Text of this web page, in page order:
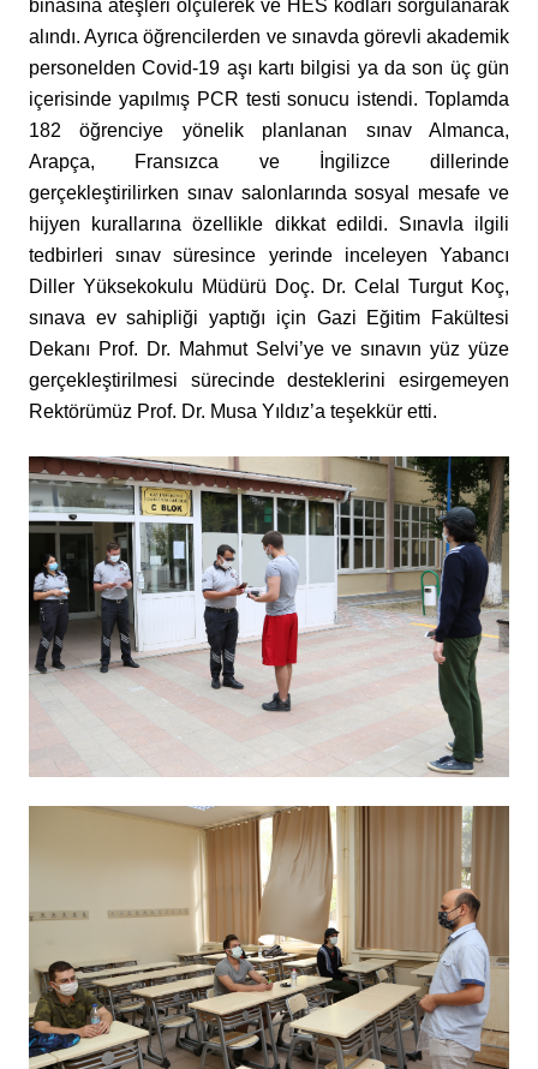
binasına ateşleri ölçülerek ve HES kodları sorgulanarak
alındı. Ayrıca öğrencilerden ve sınavda görevli akademik
personelden Covid-19 aşı kartı bilgisi ya da son üç gün
içerisinde yapılmış PCR testi sonucu istendi. Toplamda
182 öğrenciye yönelik planlanan sınav Almanca,
Arapça, Fransızca ve İngilizce dillerinde
gerçekleştirilirken sınav salonlarında sosyal mesafe ve
hijyen kurallarına özellikle dikkat edildi. Sınavla ilgili
tedbirleri sınav süresince yerinde inceleyen Yabancı
Diller Yüksekokulu Müdürü Doç. Dr. Celal Turgut Koç,
sınava ev sahipliği yaptığı için Gazi Eğitim Fakültesi
Dekanı Prof. Dr. Mahmut Selvi’ye ve sınavın yüz yüze
gerçekleştirilmesi sürecinde desteklerini esirgemeyen
Rektörümüz Prof. Dr. Musa Yıldız’a teşekkür etti.